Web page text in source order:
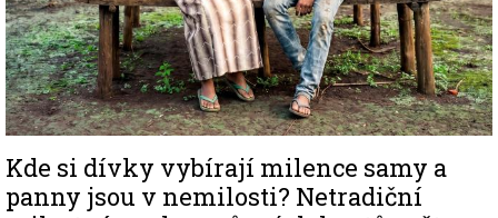
Kde si dívky vybírají milence samy a
panny jsou v nemilosti? Netradiční